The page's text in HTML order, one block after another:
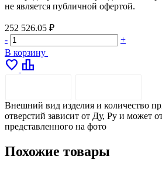
не является публичной офертой.
252 526.05 ₽
-
+
В корзину
favorite leaderboard
Внешний вид изделия и количество
отверстий зависит от Ду, Pу и может
представленного на фото
Похожие товары